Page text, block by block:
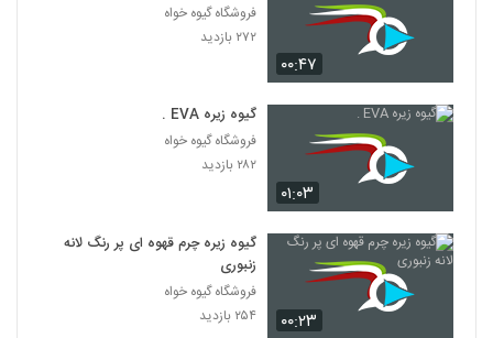
۰۰:۴۷
فروشگاه گیوه خواه
۲۷۲ بازدید
۰۱:۰۳
گیوه زیره EVA .
فروشگاه گیوه خواه
۲۸۲ بازدید
۰۰:۲۳
گیوه زیره چرم قهوه ای پر رنگ لانه
زنبوری
فروشگاه گیوه خواه
۲۵۴ بازدید